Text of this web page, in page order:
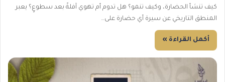
كيف تنشأ الحضارة، وكيف تنمو؟ هل تدوم أم تهوي آفلةً بعد سطوعٍ؟ يعبر
المنطق التاريخي عن سيرة أي حضارة على…
أكمل القراءة »